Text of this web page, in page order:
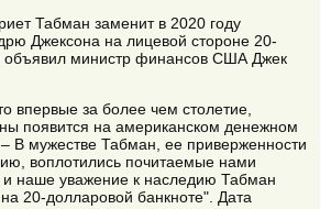
Табман заменит в 2020 году
Джексона на лицевой стороне 20-
объявил министр финансов США Джек
впервые за более чем столетие,
появится на американском денежном
В мужестве Табман, ее приверженности
воплотились почитаемые нами
наше уважение к наследию Табман
20-долларовой банкноте". Дата